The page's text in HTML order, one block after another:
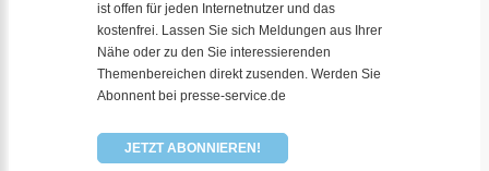
ist offen für jeden Internetnutzer und das
kostenfrei. Lassen Sie sich Meldungen aus Ihrer
Nähe oder zu den Sie interessierenden
Themenbereichen direkt zusenden. Werden Sie
Abonnent bei presse-service.de
JETZT ABONNIEREN!